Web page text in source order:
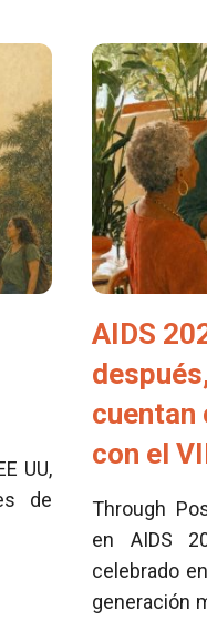
UU,
de
AIDS
cuentan
con el
Through
en AIDS
celebrado
generación